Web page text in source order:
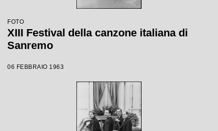
FOTO
XIII Festival della canzone italiana di
Sanremo
06 FEBBRAIO 1963